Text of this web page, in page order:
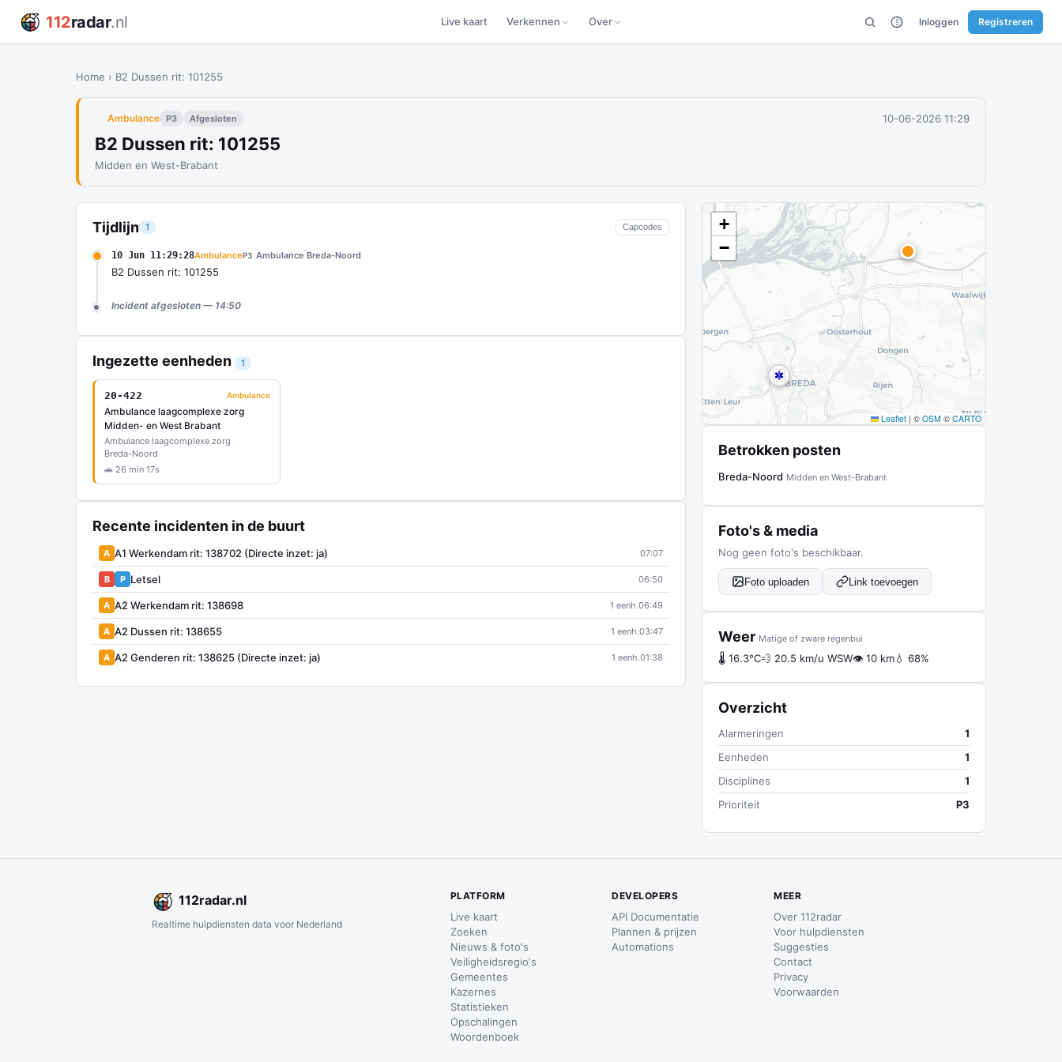
112radar.nl Live kaart Verkennen Over Inloggen Registreren
Home › B2 Dussen rit: 101255
Ambulance P3 Afgesloten 10-06-2026 11:29
B2 Dussen rit: 101255
Midden en West-Brabant
Tijdlijn 1 Capcodes
10 Jun 11:29:28AmbulanceP3 Ambulance Breda-Noord
B2 Dussen rit: 101255
Incident afgesloten — 14:50
Ingezette eenheden 1
20-422 Ambulance
Ambulance laagcomplexe zorg
Midden- en West Brabant
Ambulance laagcomplexe zorg
Breda-Noord
🚗 26 min 17s
Recente incidenten in de buurt
A A1 Werkendam rit: 138702 (Directe inzet: ja) 07:07
B P Letsel 06:50
A A2 Werkendam rit: 138698 1 eenh.06:49
A A2 Dussen rit: 138655 1 eenh.03:47
A A2 Genderen rit: 138625 (Directe inzet: ja) 1 eenh.01:38
+
−
Leaflet | © OSM © CARTO
Betrokken posten
Breda-Noord Midden en West-Brabant
Foto's & media
Nog geen foto's beschikbaar.
Foto uploaden Link toevoegen
Weer Matige of zware regenbui
🌡 16.3°C💨 20.5 km/u WSW👁 10 km💧 68%
Overzicht
Alarmeringen
1
Eenheden
1
Disciplines
1
Prioriteit
P3
112radar.nl
Realtime hulpdiensten data voor Nederland
PLATFORM
Live kaart
Zoeken
Nieuws & foto's
Veiligheidsregio's
Gemeentes
Kazernes
Statistieken
Opschalingen
Woordenboek
DEVELOPERS
API Documentatie
Plannen & prijzen
Automations
MEER
Over 112radar
Voor hulpdiensten
Suggesties
Contact
Privacy
Voorwaarden